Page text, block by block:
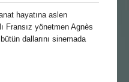
hayatına aslen
Fransız yönetmen Agnès
dallarını sinemada